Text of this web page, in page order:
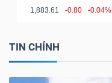
1,883.61 -0.80 -0.04%
TIN CHÍNH